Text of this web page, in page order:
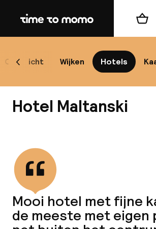
Home
Overzicht Wijken Hotels
Scroll naar links
Hotel Maltanski
Mooi hotel met fijne
de meeste met eigen